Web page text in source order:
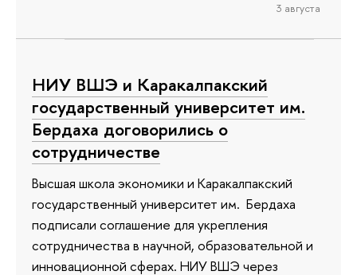
3 августа
НИУ ВШЭ и Каракалпакский
государственный университет им.
Бердаха договорились о
сотрудничестве
Высшая школа экономики и Каракалпакский
государственный университет им. Бердаха
подписали соглашение для укрепления
сотрудничества в научной, образовательной и
инновационной сферах. НИУ ВШЭ через